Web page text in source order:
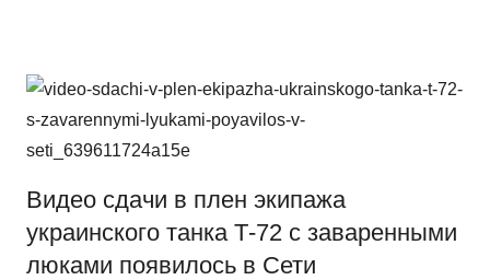
содержимому
сайт
на
WordPress
Видео сдачи в плен экипажа
украинского танка Т-72 с заваренными
люками появилось в Сети